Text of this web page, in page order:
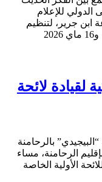
الملتقى الدولي للإعلام
ابن جرير، لتنظيم
برنامج ثقافي وفني متنوع خلال أيام 14 و15 و16 ماي 2026
لقيادة لائحة
بالرحامنة
بإقليم الرحامنة، مساء
ضمن اللائحة الأولية الخاصة